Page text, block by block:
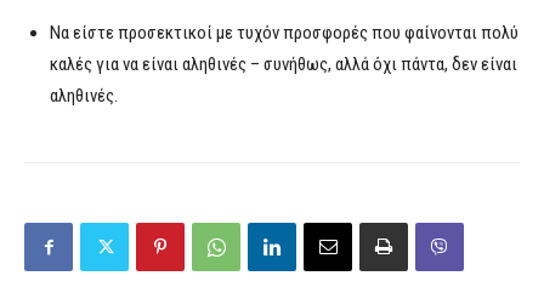
Να είστε προσεκτικοί με τυχόν προσφορές που φαίνονται πολύ
καλές για να είναι αληθινές – συνήθως, αλλά όχι πάντα, δεν είναι
αληθινές.